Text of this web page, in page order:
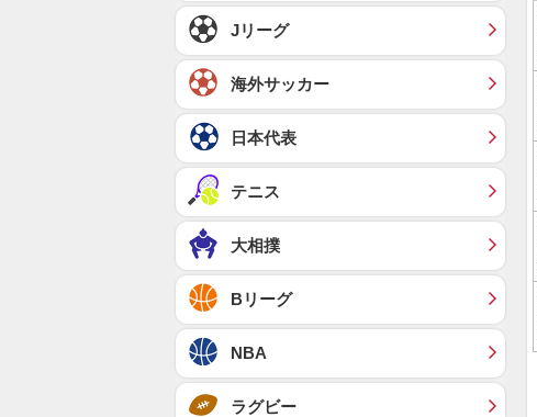
Jリーグ
海外サッカー
日本代表
テニス
大相撲
Bリーグ
NBA
ラグビー